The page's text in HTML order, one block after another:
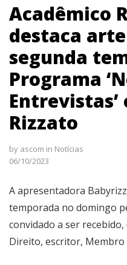
Acadêmico
destaca
segunda
Programa
Entrevistas’
Rizzato
by ascom in Notícias
06/10/2023
A apresentadora
temporada no domingo
convidado a ser
Direito, escritor, Membro